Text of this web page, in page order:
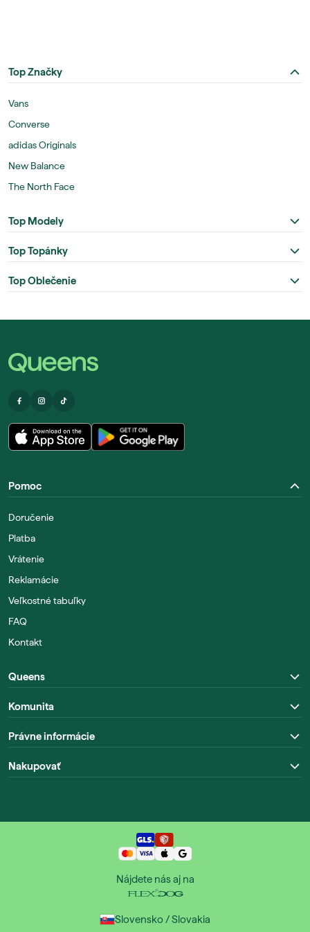
Top Značky
Vans
Converse
adidas Originals
New Balance
The North Face
Top Modely
Top Topánky
Top Oblečenie
Pomoc
Doručenie
Platba
Vrátenie
Reklamácie
Veľkostné tabuľky
FAQ
Kontakt
Queens
Komunita
Právne informácie
Nakupovať
Nájdete nás aj na
Slovensko / Slovakia